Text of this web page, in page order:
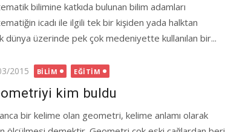
bilimine katkıda bulunan bilim adamları
icadı ile ilgili tek bir kişiden yada halktan
üzerinde pek çok medeniyette kullanılan bir...
2015 BILIM EĞITIM
kim buldu
bir kelime olan geometri, kelime anlamı olarak